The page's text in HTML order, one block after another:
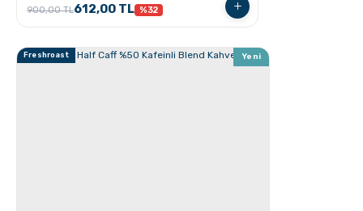
Kahve Nasıl Öğütülür, Nelere Dikkat Edilmeli?
900,00 TL612,00 TL %32
Freshroast Yeni